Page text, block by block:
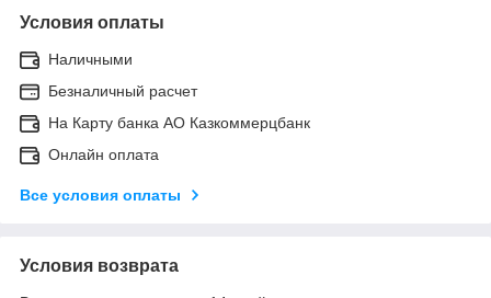
Условия оплаты
Наличными
Безналичный расчет
На Карту банка АО Казкоммерцбанк
Онлайн оплата
Все условия оплаты
Условия возврата